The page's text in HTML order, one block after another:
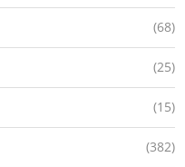
(68)
(25)
(15)
(382)